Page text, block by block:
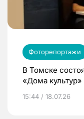
Фоторепортажи
В Томске
«Дома культур»
15:44 / 18.07.26